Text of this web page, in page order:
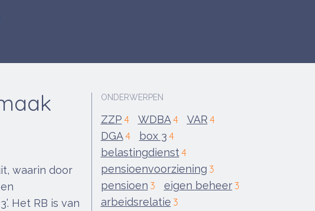
waarin door
Het RB is van
ONDERWERPEN
ZZP 4 WDBA4 VAR 4
DGA4 box 3 4
belastingdienst4
pensioenvoorziening 3
pensioen 3 eigen beheer3
arbeidsrelatie 3